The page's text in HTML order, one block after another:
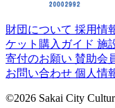
財団について 採用情
ケット購入ガイド 施
寄付のお願い 賛助会
お問い合わせ 個人情
©2026 Sakai City